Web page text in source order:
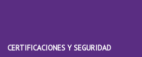
CERTIFICACIONES Y SEGURIDAD